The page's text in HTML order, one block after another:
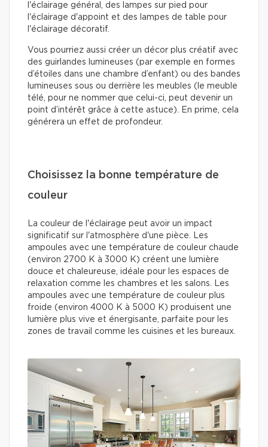
l'éclairage général, des lampes sur pied pour
l'éclairage d'appoint et des lampes de table pour
l'éclairage décoratif.
Vous pourriez aussi créer un décor plus créatif avec
des guirlandes lumineuses (par exemple en formes
d’étoiles dans une chambre d’enfant) ou des bandes
lumineuses sous ou derrière les meubles (le meuble
télé, pour ne nommer que celui-ci, peut devenir un
point d’intérêt grâce à cette astuce). En prime, cela
générera un effet de profondeur.
Choisissez la bonne température de
couleur
La couleur de l'éclairage peut avoir un impact
significatif sur l'atmosphère d'une pièce. Les
ampoules avec une température de couleur chaude
(environ 2700 K à 3000 K) créent une lumière
douce et chaleureuse, idéale pour les espaces de
relaxation comme les chambres et les salons. Les
ampoules avec une température de couleur plus
froide (environ 4000 K à 5000 K) produisent une
lumière plus vive et énergisante, parfaite pour les
zones de travail comme les cuisines et les bureaux.